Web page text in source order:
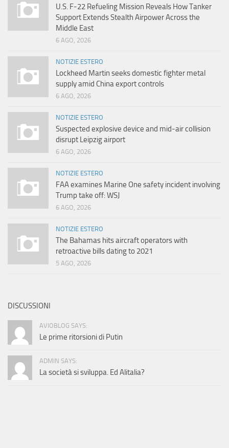
U.S. F-22 Refueling Mission Reveals How Tanker
Support Extends Stealth Airpower Across the
Middle East
6 AGO, 2026
NOTIZIE ESTERO
Lockheed Martin seeks domestic fighter metal
supply amid China export controls
6 AGO, 2026
NOTIZIE ESTERO
Suspected explosive device and mid-air collision
disrupt Leipzig airport
6 AGO, 2026
NOTIZIE ESTERO
FAA examines Marine One safety incident involving
Trump take off: WSJ
6 AGO, 2026
NOTIZIE ESTERO
The Bahamas hits aircraft operators with
retroactive bills dating to 2021
5 AGO, 2026
DISCUSSIONI
AVIOBLOG SAYS:
Le prime ritorsioni di Putin
ADMIN SAYS:
La società si sviluppa. Ed Alitalia?